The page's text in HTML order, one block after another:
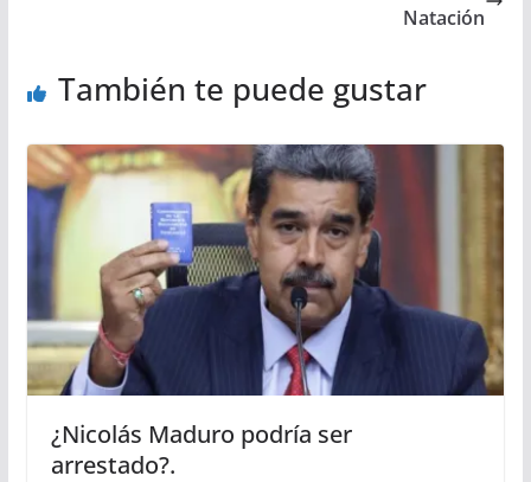
Natación
También te puede gustar
¿Nicolás Maduro podría ser
arrestado?.